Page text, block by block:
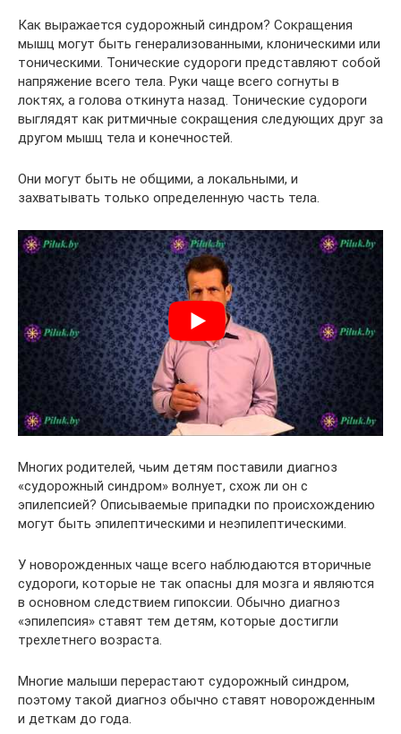
Как выражается судорожный синдром? Сокращения
мышц могут быть генерализованными, клоническими или
тоническими. Тонические судороги представляют собой
напряжение всего тела. Руки чаще всего согнуты в
локтях, а голова откинута назад. Тонические судороги
выглядят как ритмичные сокращения следующих друг за
другом мышц тела и конечностей.
Они могут быть не общими, а локальными, и
захватывать только определенную часть тела.
Многих родителей, чьим детям поставили диагноз
«судорожный синдром» волнует, схож ли он с
эпилепсией? Описываемые припадки по происхождению
могут быть эпилептическими и неэпилептическими.
У новорожденных чаще всего наблюдаются вторичные
судороги, которые не так опасны для мозга и являются
в основном следствием гипоксии. Обычно диагноз
«эпилепсия» ставят тем детям, которые достигли
трехлетнего возраста.
Многие малыши перерастают судорожный синдром,
поэтому такой диагноз обычно ставят новорожденным
и деткам до года.